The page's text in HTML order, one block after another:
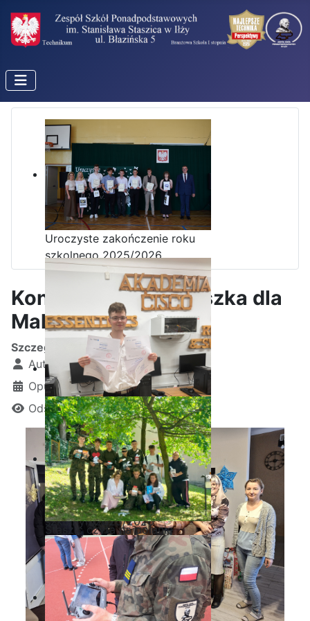
Uroczyste zakończenie roku
szkolnego 2025/2026
Ostatnia garść certyfikatów
Akademii CISCO w roku
szkolnym2025/2026
Staszic czyta na polanie
Koniec akcji „Paczuszka dla
Maluszka”
Szczegóły
Autor:
Kamil Krosta
Opublikowano: 20 grudzień 2025
Odsłon: 791